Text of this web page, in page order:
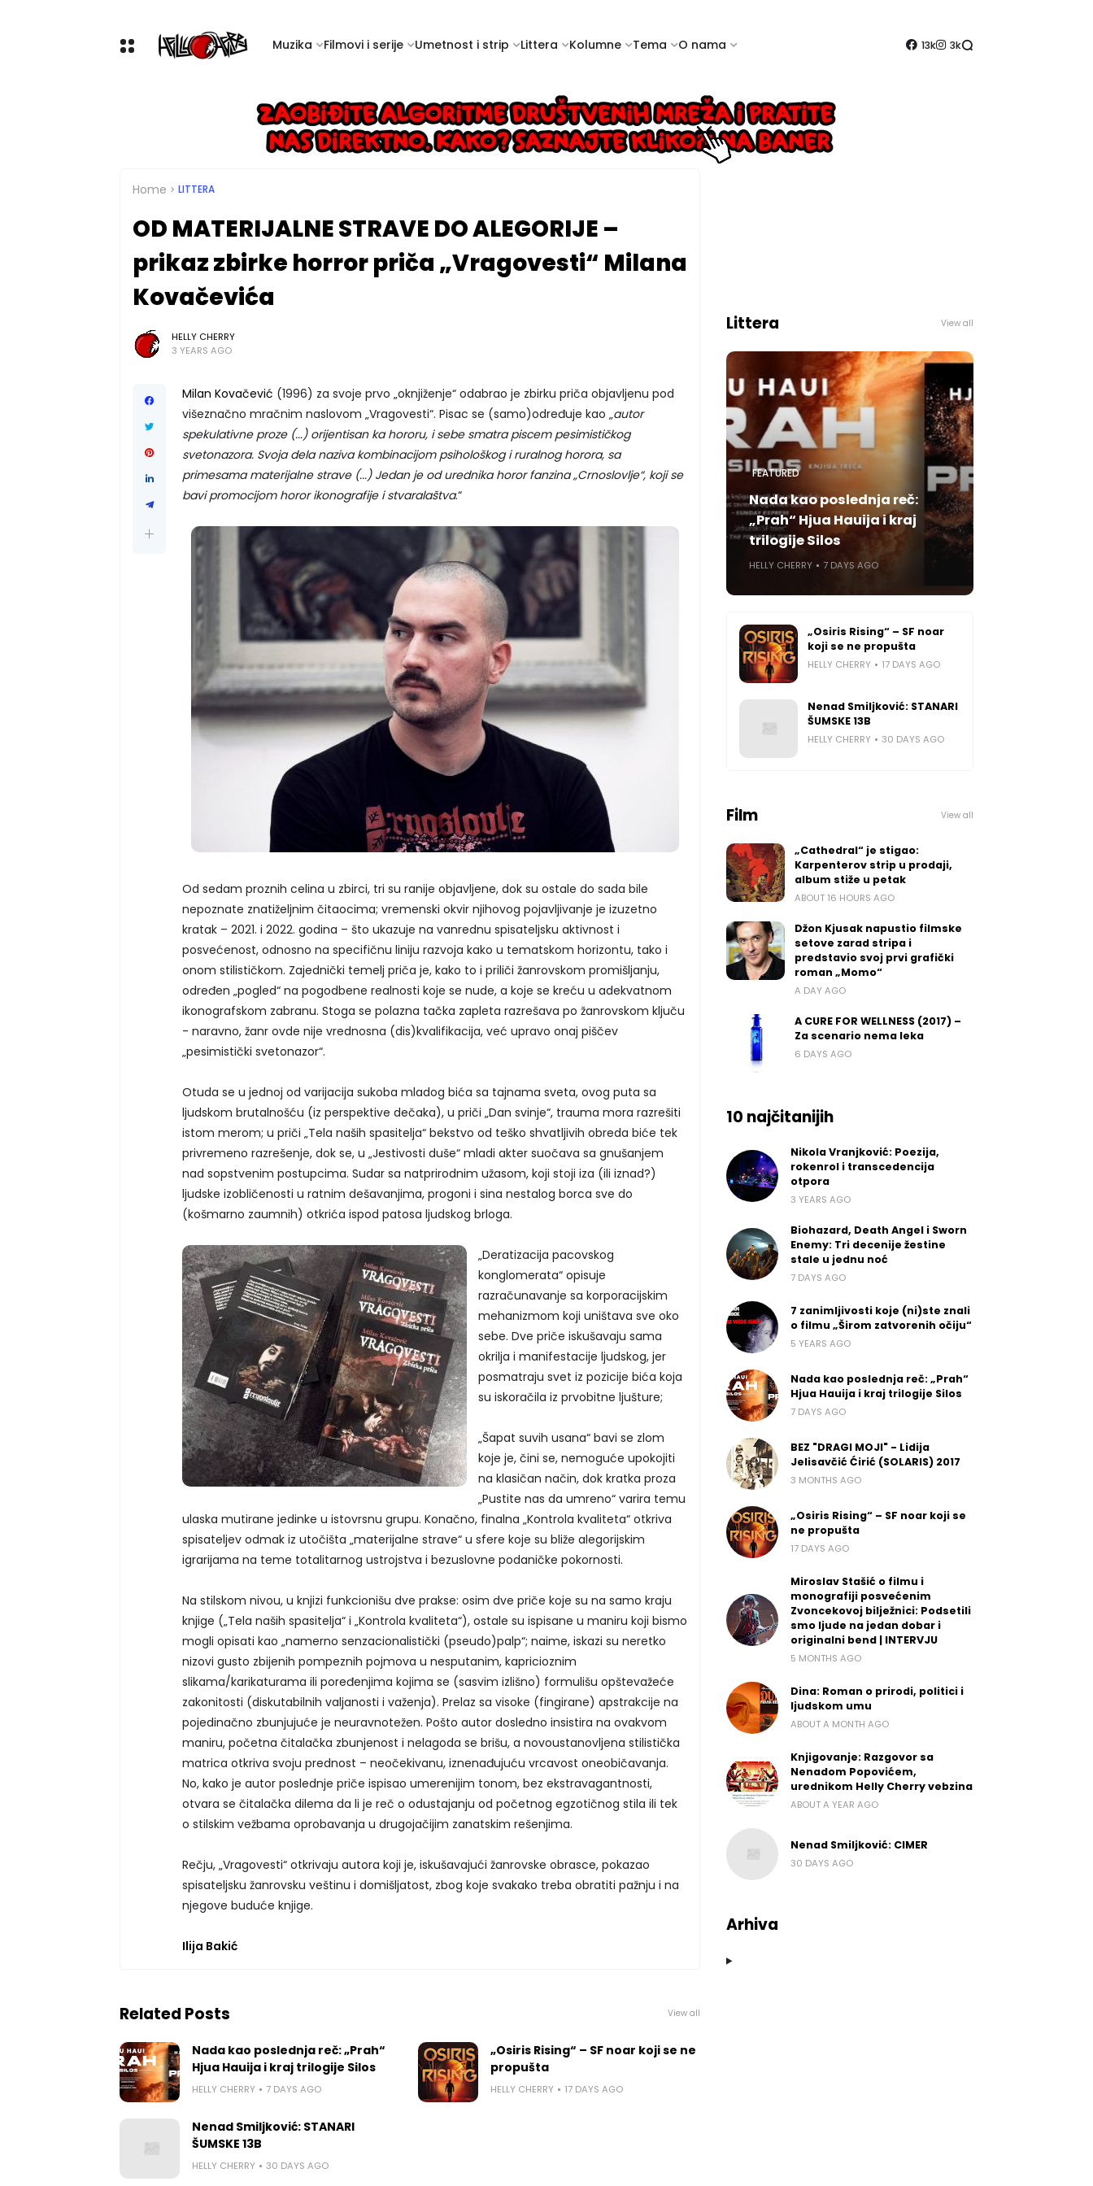
Muzika Filmovi i serije Umetnost i strip Littera Kolumne Tema O nama 13k 3k
Home LITTERA
OD MATERIJALNE STRAVE DO ALEGORIJE –
prikaz zbirke horror priča „Vragovesti“ Milana
Kovačevića
HELLY CHERRY
3 YEARS AGO
Milan Kovačević (1996) za svoje prvo „oknjiženje“ odabrao je zbirku priča objavljenu pod
višeznačno mračnim naslovom „Vragovesti“. Pisac se (samo)određuje kao „autor
spekulativne proze (...) orijentisan ka hororu, i sebe smatra piscem pesimističkog
svetonazora. Svoja dela naziva kombinacijom psihološkog i ruralnog horora, sa
primesama materijalne strave (...) Jedan je od urednika horor fanzina „Crnoslovlje“, koji se
bavi promocijom horor ikonografije i stvaralaštva.“
Od sedam proznih celina u zbirci, tri su ranije objavljene, dok su ostale do sada bile
nepoznate znatiželjnim čitaocima; vremenski okvir njihovog pojavljivanje je izuzetno
kratak – 2021. i 2022. godina – što ukazuje na vanrednu spisateljsku aktivnost i
posvećenost, odnosno na specifičnu liniju razvoja kako u tematskom horizontu, tako i
onom stilističkom. Zajednički temelj priča je, kako to i priliči žanrovskom promišljanju,
određen „pogled“ na pogodbene realnosti koje se nude, a koje se kreću u adekvatnom
ikonografskom zabranu. Stoga se polazna tačka zapleta razrešava po žanrovskom ključu
- naravno, žanr ovde nije vrednosna (dis)kvalifikacija, već upravo onaj piščev
„pesimistički svetonazor“.
Otuda se u jednoj od varijacija sukoba mladog bića sa tajnama sveta, ovog puta sa
ljudskom brutalnošću (iz perspektive dečaka), u priči „Dan svinje“, trauma mora razrešiti
istom merom; u priči „Tela naših spasitelja“ bekstvo od teško shvatljivih obreda biće tek
privremeno razrešenje, dok se, u „Jestivosti duše“ mladi akter suočava sa gnušanjem
nad sopstvenim postupcima. Sudar sa natprirodnim užasom, koji stoji iza (ili iznad?)
ljudske izobličenosti u ratnim dešavanjima, progoni i sina nestalog borca sve do
(košmarno zaumnih) otkrića ispod patosa ljudskog brloga.
„Deratizacija pacovskog
konglomerata“ opisuje
razračunavanje sa korporacijskim
mehanizmom koji uništava sve oko
sebe. Dve priče iskušavaju sama
okrilja i manifestacije ljudskog, jer
posmatraju svet iz pozicije bića koja
su iskoračila iz prvobitne ljušture;
„Šapat suvih usana“ bavi se zlom
koje je, čini se, nemoguće upokojiti
na klasičan način, dok kratka proza
„Pustite nas da umreno“ varira temu
ulaska mutirane jedinke u istovrsnu grupu. Konačno, finalna „Kontrola kvaliteta“ otkriva
spisateljev odmak iz utočišta „materijalne strave“ u sfere koje su bliže alegorijskim
igrarijama na teme totalitarnog ustrojstva i bezuslovne podaničke pokornosti.
Na stilskom nivou, u knjizi funkcionišu dve prakse: osim dve priče koje su na samo kraju
knjige („Tela naših spasitelja“ i „Kontrola kvaliteta“), ostale su ispisane u maniru koji bismo
mogli opisati kao „namerno senzacionalistički (pseudo)palp“; naime, iskazi su neretko
nizovi gusto zbijenih pompeznih pojmova u nesputanim, kapricioznim
slikama/karikaturama ili poređenjima kojima se (sasvim izlišno) formulišu opštevažeće
zakonitosti (diskutabilnih valjanosti i važenja). Prelaz sa visoke (fingirane) apstrakcije na
pojedinačno zbunjujuće je neuravnotežen. Pošto autor dosledno insistira na ovakvom
maniru, početna čitalačka zbunjenost i nelagoda se brišu, a novoustanovljena stilistička
matrica otkriva svoju prednost – neočekivanu, iznenađujuću vrcavost oneobičavanja.
No, kako je autor poslednje priče ispisao umerenijim tonom, bez ekstravagantnosti,
otvara se čitalačka dilema da li je reč o odustajanju od početnog egzotičnog stila ili tek
o stilskim vežbama oprobavanja u drugojačijim zanatskim rešenjima.
Rečju, „Vragovesti“ otkrivaju autora koji je, iskušavajući žanrovske obrasce, pokazao
spisateljsku žanrovsku veštinu i domišljatost, zbog koje svakako treba obratiti pažnju i na
njegove buduće knjige.
Ilija Bakić
Related Posts View all
Nada kao poslednja reč: „Prah“
Hjua Hauija i kraj trilogije Silos
HELLY CHERRY 7 DAYS AGO
„Osiris Rising“ – SF noar koji se ne
propušta
HELLY CHERRY 17 DAYS AGO
Nenad Smiljković: STANARI
ŠUMSKE 13B
HELLY CHERRY 30 DAYS AGO
Littera View all
FEATURED
Nada kao poslednja reč:
„Prah“ Hjua Hauija i kraj
trilogije Silos
HELLY CHERRY 7 DAYS AGO
„Osiris Rising“ – SF noar
koji se ne propušta
HELLY CHERRY 17 DAYS AGO
Nenad Smiljković: STANARI
ŠUMSKE 13B
HELLY CHERRY 30 DAYS AGO
Film View all
„Cathedral“ je stigao:
Karpenterov strip u prodaji,
album stiže u petak
ABOUT 16 HOURS AGO
Džon Kjusak napustio filmske
setove zarad stripa i
predstavio svoj prvi grafički
roman „Momo“
A DAY AGO
A CURE FOR WELLNESS (2017) –
Za scenario nema leka
6 DAYS AGO
10 najčitanijih
Nikola Vranjković: Poezija,
rokenrol i transcedencija
otpora
3 YEARS AGO
Biohazard, Death Angel i Sworn
Enemy: Tri decenije žestine
stale u jednu noć
7 DAYS AGO
7 zanimljivosti koje (ni)ste znali
o filmu „Širom zatvorenih očiju“
5 YEARS AGO
Nada kao poslednja reč: „Prah“
Hjua Hauija i kraj trilogije Silos
7 DAYS AGO
BEZ "DRAGI MOJI" - Lidija
Jelisavčić Ćirić (SOLARIS) 2017
3 MONTHS AGO
„Osiris Rising“ – SF noar koji se
ne propušta
17 DAYS AGO
Miroslav Stašić o filmu i
monografiji posvećenim
Zvoncekovoj bilježnici: Podsetili
smo ljude na jedan dobar i
originalni bend | INTERVJU
5 MONTHS AGO
Dina: Roman o prirodi, politici i
ljudskom umu
ABOUT A MONTH AGO
Knjigovanje: Razgovor sa
Nenadom Popovićem,
urednikom Helly Cherry vebzina
ABOUT A YEAR AGO
Nenad Smiljković: CIMER
30 DAYS AGO
Arhiva